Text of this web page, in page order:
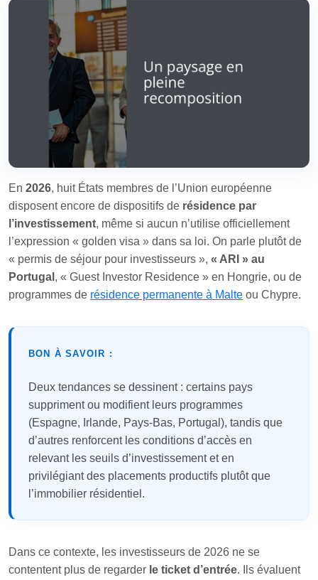
En 2026, huit États membres de l’Union européenne
disposent encore de dispositifs de résidence par
l’investissement, même si aucun n’utilise officiellement
l’expression « golden visa » dans sa loi. On parle plutôt de
« permis de séjour pour investisseurs », « ARI » au
Portugal , « Guest Investor Residence » en Hongrie, ou de
programmes de résidence permanente à Malte ou Chypre.
BON À SAVOIR :
Deux tendances se dessinent : certains pays
suppriment ou modifient leurs programmes
(Espagne, Irlande, Pays-Bas, Portugal), tandis que
d’autres renforcent les conditions d’accès en
relevant les seuils d’investissement et en
privilégiant des placements productifs plutôt que
l’immobilier résidentiel.
Dans ce contexte, les investisseurs de 2026 ne se
contentent plus de regarder le ticket d’entrée. Ils évaluent